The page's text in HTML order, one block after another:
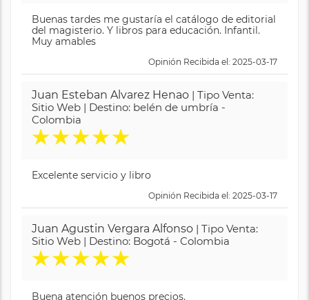
Buenas tardes me gustaría el catálogo de editorial
del magisterio. Y libros para educación. Infantil.
Muy amables
Opinión Recibida el: 2025-03-17
Juan Esteban Alvarez Henao | Tipo Venta:
Sitio Web | Destino: belén de umbría -
Colombia
★★★★★
Excelente servicio y libro
Opinión Recibida el: 2025-03-17
Juan Agustin Vergara Alfonso | Tipo Venta:
Sitio Web | Destino: Bogotá - Colombia
★★★★★
Buena atención buenos precios.